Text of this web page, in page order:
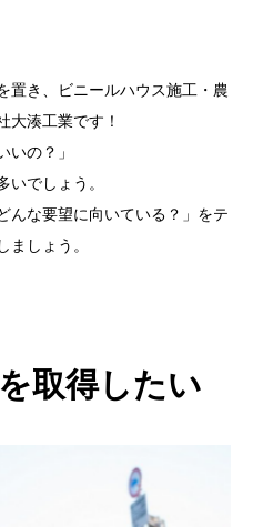
置き、ビニールハウス施工・農
大湊工業です！
いの？」
いでしょう。
んな要望に向いている？」をテ
ましょう。
取得したい